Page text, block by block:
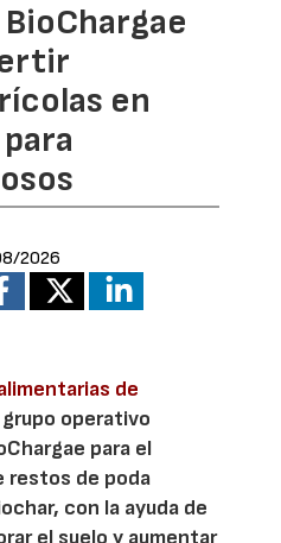
en
2026
de
operativo
para el
restos de poda
con la ayuda de
el suelo y aumentar